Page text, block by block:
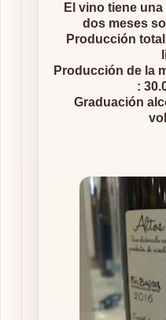
El vino tiene
dos meses
Producción
Producción de la
:
Graduación